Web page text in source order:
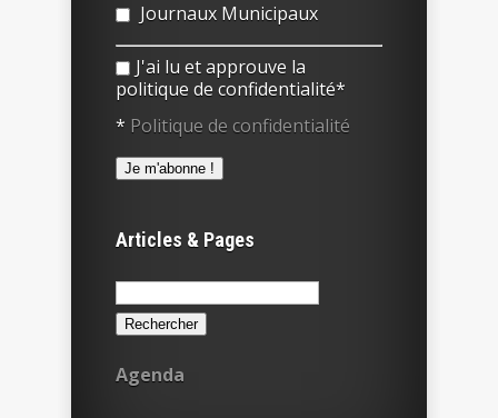
Journaux Municipaux
J'ai lu et approuve la
politique de confidentialité*
* Politique de confidentialité
Articles & Pages
Rechercher :
Agenda